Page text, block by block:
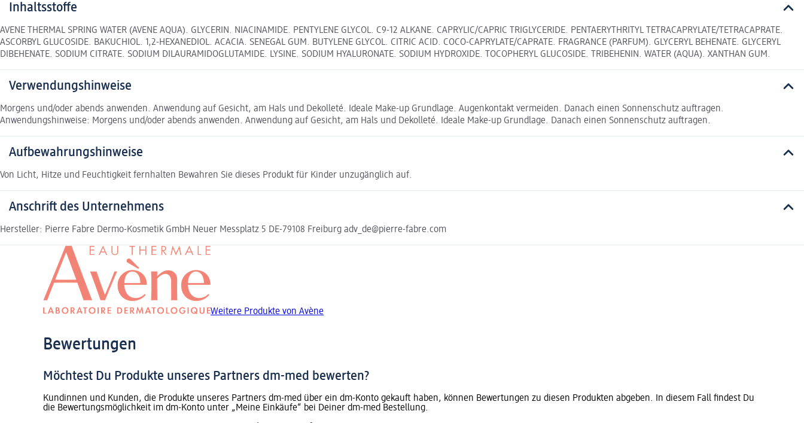
Inhaltsstoffe
AVENE THERMAL SPRING WATER (AVENE AQUA). GLYCERIN. NIACINAMIDE. PENTYLENE GLYCOL. C9-12 ALKANE. CAPRYLIC/CAPRIC TRIGLYCERIDE. PENTAERYTHRITYL TETRACAPRYLATE/TETRACAPRATE.
ASCORBYL GLUCOSIDE. BAKUCHIOL. 1,2-HEXANEDIOL. ACACIA. SENEGAL GUM. BUTYLENE GLYCOL. CITRIC ACID. COCO-CAPRYLATE/CAPRATE. FRAGRANCE (PARFUM). GLYCERYL BEHENATE. GLYCERYL
DIBEHENATE. SODIUM CITRATE. SODIUM DILAURAMIDOGLUTAMIDE. LYSINE. SODIUM HYALURONATE. SODIUM HYDROXIDE. TOCOPHERYL GLUCOSIDE. TRIBEHENIN. WATER (AQUA). XANTHAN GUM.
Verwendungshinweise
Morgens und/oder abends anwenden. Anwendung auf Gesicht, am Hals und Dekolleté. Ideale Make-up Grundlage. Augenkontakt vermeiden. Danach einen Sonnenschutz auftragen.
Anwendungshinweise: Morgens und/oder abends anwenden. Anwendung auf Gesicht, am Hals und Dekolleté. Ideale Make-up Grundlage. Danach einen Sonnenschutz auftragen.
Aufbewahrungshinweise
Von Licht, Hitze und Feuchtigkeit fernhalten Bewahren Sie dieses Produkt für Kinder unzugänglich auf.
Anschrift des Unternehmens
Hersteller: Pierre Fabre Dermo-Kosmetik GmbH Neuer Messplatz 5 DE-79108 Freiburg adv_de@pierre-fabre.com
Weitere Produkte von Avène
Bewertungen
Möchtest Du Produkte unseres Partners dm-med bewerten?
Kundinnen und Kunden, die Produkte unseres Partners dm-med über ein dm-Konto gekauft haben, können Bewertungen zu diesen Produkten abgeben. In diesem Fall findest Du
die Bewertungsmöglichkeit im dm-Konto unter „Meine Einkäufe“ bei Deiner dm-med Bestellung.